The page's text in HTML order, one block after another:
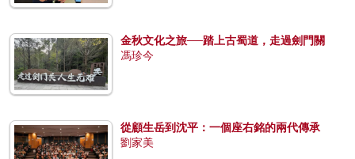
金秋文化之旅──踏上古蜀道，走過劍門關
馮珍今
從顧生岳到沈平：一個座右銘的兩代傳承
劉家美